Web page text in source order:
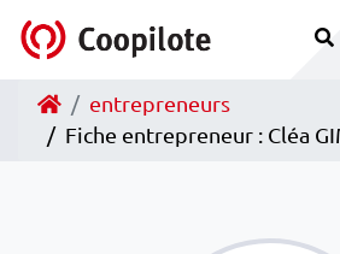
Accéder au contenu
Accueilentrepreneurs
Fiche entrepreneur : Cléa